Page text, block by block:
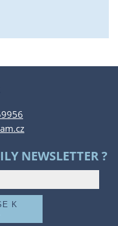
NEWSLETTER ?